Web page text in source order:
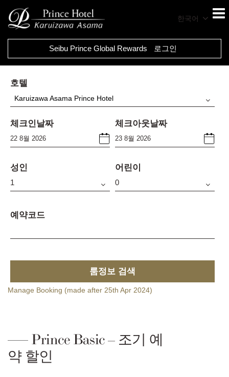
한국어
Seibu Prince Global Rewards 로그인
호텔
Karuizawa Asama Prince Hotel
체크인날짜 체크아웃날짜
성인 어린이
예약코드
룸정보 검색
Manage Booking (made after 25th Apr 2024)
Prince Basic – 조기 예
약 할인